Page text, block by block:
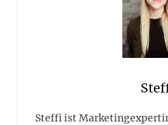
Steffi ist